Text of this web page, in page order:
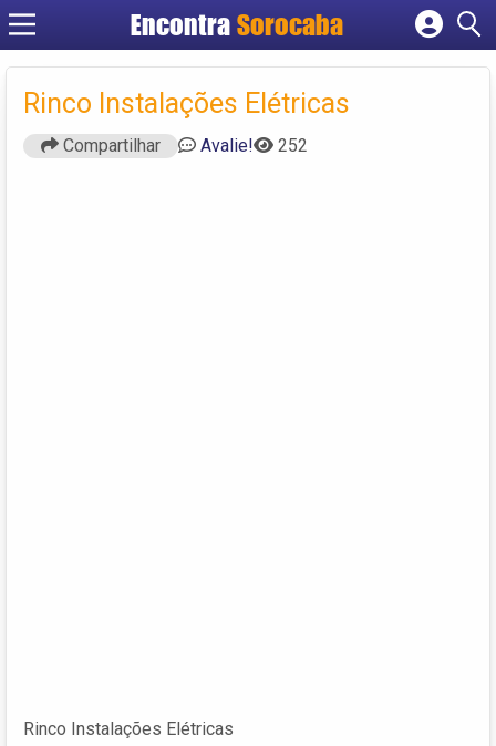
EncontraSorocaba
Cadastrar empresa
Criar conta
Rinco Instalações Elétricas
Compartilhar Avalie! 252
Rinco Instalações Elétricas